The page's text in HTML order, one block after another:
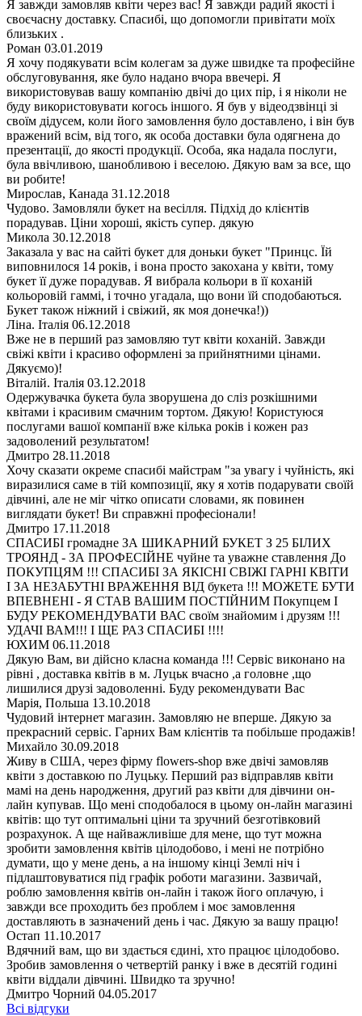
Я завжди замовляв квіти через вас! Я завжди радий якості і
своєчасну доставку. Спасибі, що допомогли привітати моїх
близьких .
Роман 03.01.2019
Я хочу подякувати всім колегам за дуже швидке та професійне
обслуговування, яке було надано вчора ввечері. Я
використовував вашу компанію двічі до цих пір, і я ніколи не
буду використовувати когось іншого. Я був у відеодзвінці зі
своїм дідусем, коли його замовлення було доставлено, і він був
вражений всім, від того, як особа доставки була одягнена до
презентації, до якості продукції. Особа, яка надала послуги,
була ввічливою, шанобливою і веселою. Дякую вам за все, що
ви робите!
Мирослав, Канада 31.12.2018
Чудово. Замовляли букет на весілля. Підхід до клієнтів
порадував. Ціни хороші, якість супер. дякую
Микола 30.12.2018
Заказала у вас на сайті букет для доньки букет "Принцс. Їй
виповнилося 14 років, і вона просто закохана у квіти, тому
букет її дуже порадував. Я вибрала кольори в її коханій
кольоровій гаммі, і точно угадала, що вони їй сподобаються.
Букет також ніжний і свіжий, як моя донечка!))
Ліна. Італія 06.12.2018
Вже не в перший раз замовляю тут квіти коханій. Завжди
свіжі квіти і красиво оформлені за прийнятними цінами.
Дякуємо)!
Віталій. Італія 03.12.2018
Одержувачка букета була зворушена до сліз розкішними
квітами і красивим смачним тортом. Дякую! Користуюся
послугами вашої компанії вже кілька років і кожен раз
задоволений результатом!
Дмитро 28.11.2018
Хочу сказати окреме спасибі майстрам "за увагу і чуйність, які
виразилися саме в тій композиції, яку я хотів подарувати своїй
дівчині, але не міг чітко описати словами, як повинен
виглядати букет! Ви справжні професіонали!
Дмитро 17.11.2018
СПАСИБІ громадне ЗА ШИКАРНИЙ БУКЕТ З 25 БІЛИХ
ТРОЯНД - ЗА ПРОФЕСІЙНЕ чуйне та уважне ставлення До
ПОКУПЦЯМ !!! СПАСИБІ ЗА ЯКІСНІ СВІЖІ ГАРНІ КВІТИ
І ЗА НЕЗАБУТНІ ВРАЖЕННЯ ВІД букета !!! МОЖЕТЕ БУТИ
ВПЕВНЕНІ - Я СТАВ ВАШИМ ПОСТІЙНИМ Покупцем І
БУДУ РЕКОМЕНДУВАТИ ВАС своїм знайомим і друзям !!!
УДАЧІ ВАМ!!! І ЩЕ РАЗ СПАСИБІ !!!!
ЮХИМ 06.11.2018
Дякую Вам, ви дійсно класна команда !!! Сервіс виконано на
рівні , доставка квітів в м. Луцьк вчасно ,а головне ,що
лишилися друзі задоволенні. Буду рекомендувати Вас
Марія, Польша 13.10.2018
Чудовий інтернет магазин. Замовляю не вперше. Дякую за
прекрасний сервіс. Гарних Вам клієнтів та побільше продажів!
Михайло 30.09.2018
Живу в США, через фірму flowers-shop вже двічі замовляв
квіти з доставкою по Луцьку. Перший раз відправляв квіти
мамі на день народження, другий раз квіти для дівчини он-
лайн купував. Що мені сподобалося в цьому он-лайн магазині
квітів: що тут оптимальні ціни та зручний безготівковий
розрахунок. А ще найважливіше для мене, що тут можна
зробити замовлення квітів цілодобово, і мені не потрібно
думати, що у мене день, а на іншому кінці Землі ніч і
підлаштовуватися під графік роботи магазини. Зазвичай,
роблю замовлення квітів он-лайн і також його оплачую, і
завжди все проходить без проблем і моє замовлення
доставляють в зазначений день і час. Дякую за вашу працю!
Остап 11.10.2017
Вдячний вам, що ви здається єдині, хто працює цілодобово.
Зробив замовлення о четвертій ранку і вже в десятій годині
квіти віддали дівчині. Швидко та зручно!
Дмитро Чорний 04.05.2017
Всі відгуки